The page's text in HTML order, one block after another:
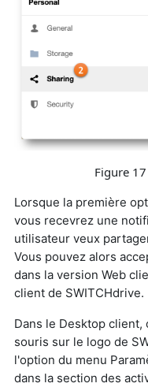
Figure
Lorsque la première
vous recevrez une
utilisateur veux
Vous pouvez alors
dans la version Web
client de SWITCHdrive.
Dans le Desktop
souris sur le logo de
l'option du menu
dans la section des